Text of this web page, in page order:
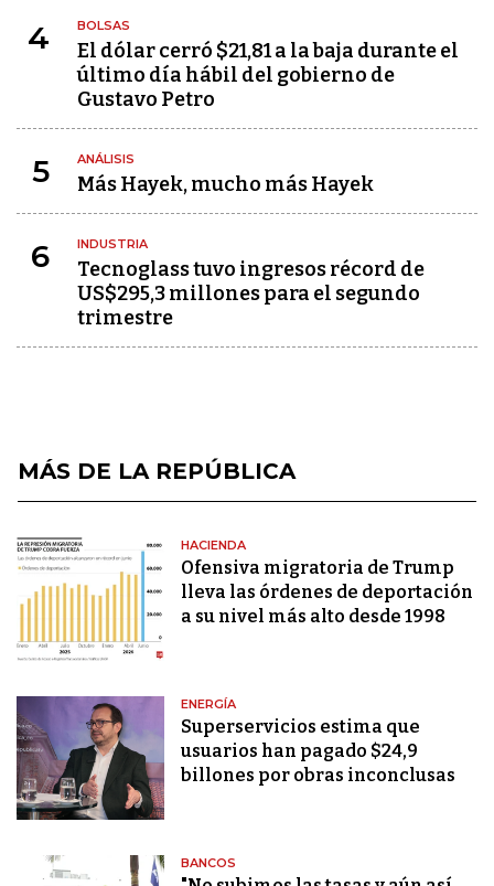
4 BOLSAS
El dólar cerró $21,81 a la baja durante el
último día hábil del gobierno de
Gustavo Petro
5 ANÁLISIS
Más Hayek, mucho más Hayek
6 INDUSTRIA
Tecnoglass tuvo ingresos récord de
US$295,3 millones para el segundo
trimestre
MÁS DE LA REPÚBLICA
HACIENDA
Ofensiva migratoria de Trump
lleva las órdenes de deportación
a su nivel más alto desde 1998
ENERGÍA
Superservicios estima que
usuarios han pagado $24,9
billones por obras inconclusas
BANCOS